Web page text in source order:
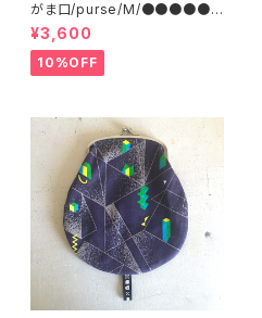
がま口/purse/M/●●●●●
●●●●
¥3,600
10%OFF